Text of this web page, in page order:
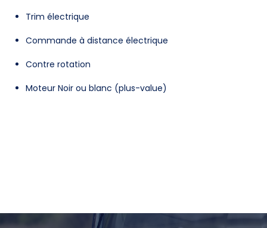
Trim électrique
Commande à distance électrique
Contre rotation
Moteur Noir ou blanc (plus-value)